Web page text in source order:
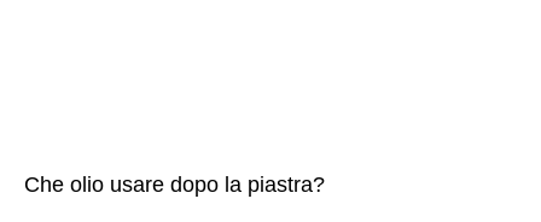
Che olio usare dopo la piastra?